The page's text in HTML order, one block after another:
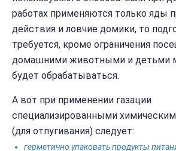
работах применяются только яды
действия и ловчие домики, то
требуется, кроме ограничения
домашними животными и детьми
будет обрабатываться.
А вот при применении газации
специализированными
(для отпугивания) следует:
герметично упаковать продукты